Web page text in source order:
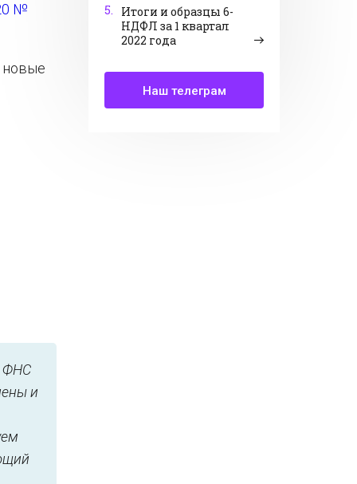
5.
Итоги и образцы 6-
НДФЛ за 1 квартал
2022 года
Наш телеграм
№
новые
ФНС
и